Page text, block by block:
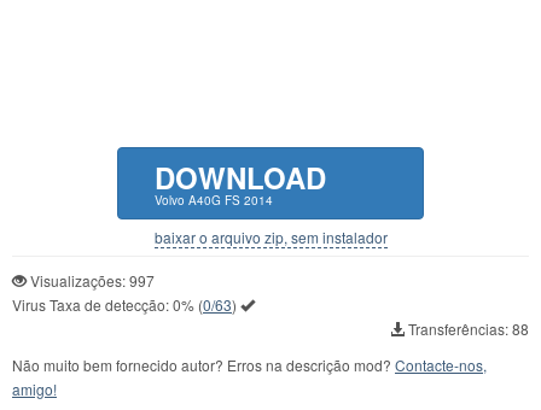
DOWNLOAD
Volvo A40G FS 2014
baixar o arquivo zip, sem instalador
Visualizações: 997
Virus Taxa de detecção:0% (0/63)
Transferências: 88
Não muito bem fornecido autor? Erros na descrição mod? Contacte-nos,
amigo!